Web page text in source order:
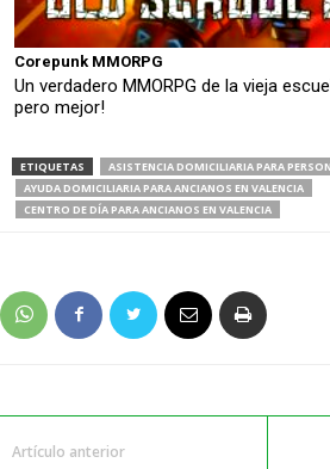
Corepunk MMORPG
Un verdadero MMORPG de la vieja
pero mejor!
ETIQUETAS
ASISTENCIA DOMICILIARIA PARA
AYUDA DOMICILIARIA PARA ANCIANOS EN VALENCIA
CENTRO DE DÍA PARA ANCIANOS EN VALENCIA
Artículo anterior